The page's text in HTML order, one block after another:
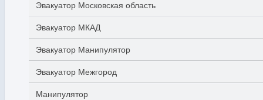
Эвакуатор Московская область
Эвакуатор МКАД
Эвакуатор Манипулятор
Эвакуатор Межгород
Манипулятор